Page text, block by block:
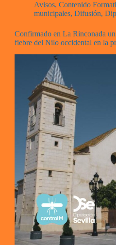
Avisos, Contenido
municipales, Difusión,
Confirmado en La Rinconada
fiebre del Nilo occidental en la